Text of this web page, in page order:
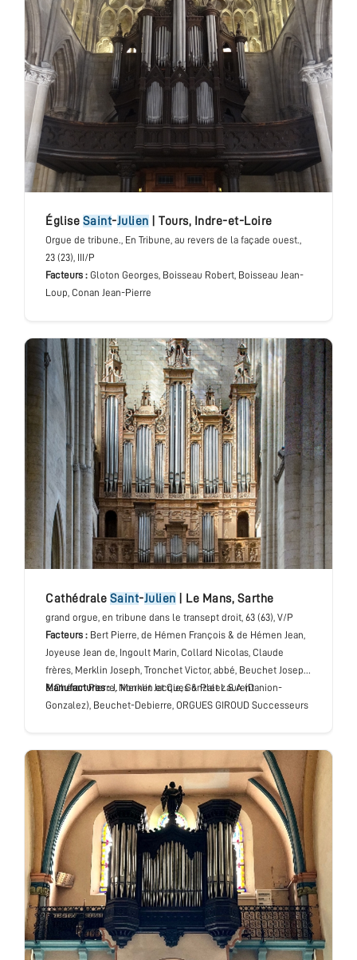
église Saint-Julien Tours, Indre-et-Loire
Orgue de tribune., En Tribune, au revers de la façade ouest.,
23 (23), III/P
Facteurs : Gloton Georges, Boisseau Robert, Boisseau Jean-
Loup, Conan Jean-Pierre
cathédrale Saint-Julien Le Mans, Sarthe
grand orgue, en tribune dans le transept droit, 63 (63), V/P
Facteurs : Bert Pierre, de Hémen François & de Hémen Jean,
Joyeuse Jean de, Ingoult Marin, Collard Nicolas, Claude
frères, Merklin Joseph, Tronchet Victor, abbé, Beuchet Joseph
& Chéron Pierre, Nonnet Jacques & Plet Laurent
Manufactures : J. Merklin et Cie, Gonzalez S.A (Danion-
Gonzalez), Beuchet-Debierre, ORGUES GIROUD Successeurs